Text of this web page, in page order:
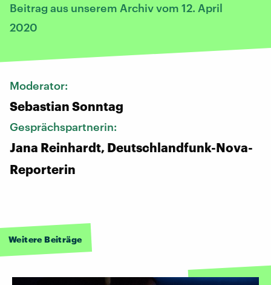
Beitrag aus unserem Archiv vom 12. April
2020
Moderator:
Sebastian Sonntag
Gesprächspartnerin:
Jana Reinhardt, Deutschlandfunk-Nova-
Reporterin
Weitere Beiträge